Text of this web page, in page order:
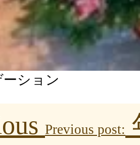
ション
Previous post: